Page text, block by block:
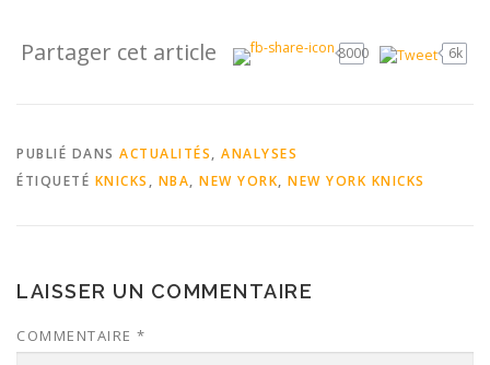
Partager cet article 8000 6k
PUBLIÉ DANS ACTUALITÉS, ANALYSES
ÉTIQUETÉ KNICKS, NBA, NEW YORK, NEW YORK KNICKS
LAISSER UN COMMENTAIRE
COMMENTAIRE *